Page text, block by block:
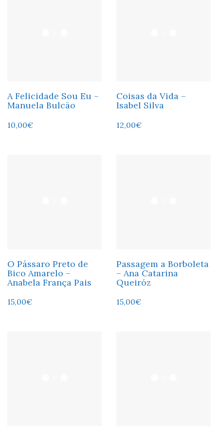
A Felicidade Sou Eu –
Manuela Bulcão
10,00€
Coisas da Vida –
Isabel Silva
12,00€
O Pássaro Preto de
Bico Amarelo –
Anabela França Pais
15,00€
Passagem a Borboleta
– Ana Catarina
Queiróz
15,00€